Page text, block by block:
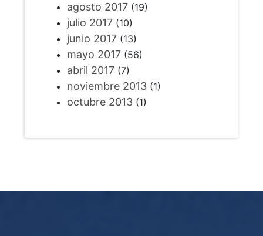
agosto 2017(19)
julio 2017(10)
junio 2017(13)
mayo 2017(56)
abril 2017(7)
noviembre 2013(1)
octubre 2013(1)